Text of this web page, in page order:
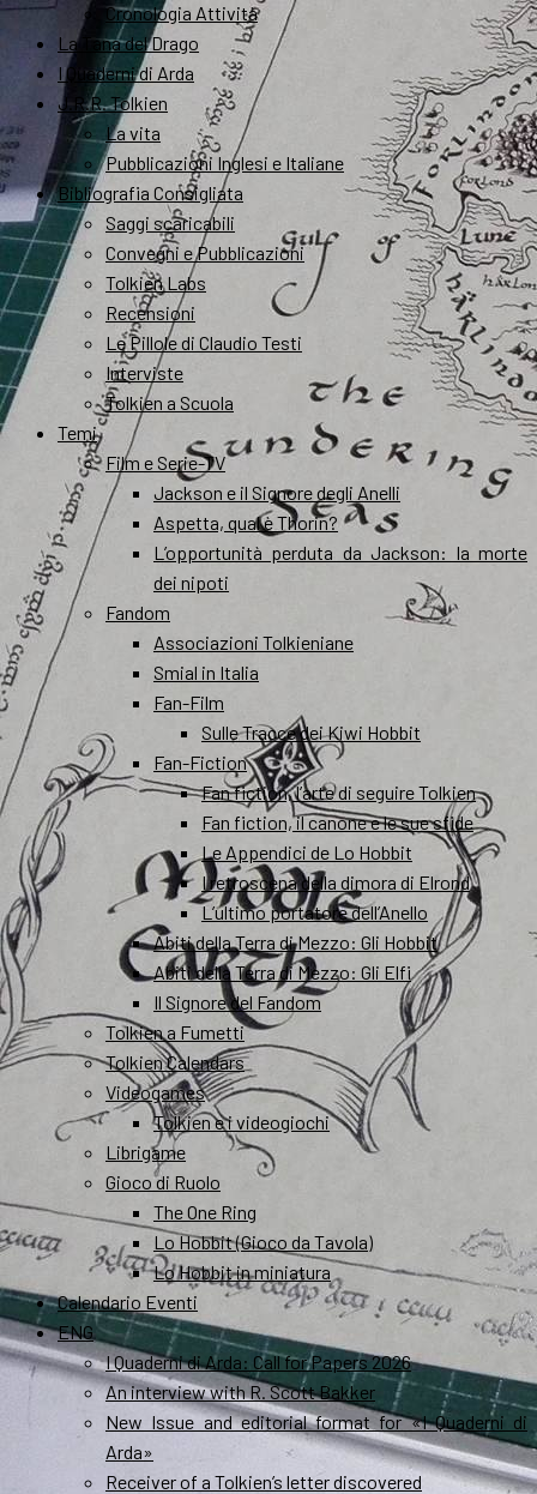
Cronologia Attività
La Tana del Drago
I Quaderni di Arda
J.R.R. Tolkien
La vita
Pubblicazioni Inglesi e Italiane
Bibliografia Consigliata
Saggi scaricabili
Convegni e Pubblicazioni
Tolkien Labs
Recensioni
Le Pillole di Claudio Testi
Interviste
Tolkien a Scuola
Temi
Film e Serie-TV
Jackson e il Signore degli Anelli
Aspetta, qual è Thorin?
L’opportunità perduta da Jackson: la morte
dei nipoti
Fandom
Associazioni Tolkieniane
Smial in Italia
Fan-Film
Sulle Tracce dei Kiwi Hobbit
Fan-Fiction
Fan fiction, l’arte di seguire Tolkien
Fan fiction, il canone e le sue sfide
Le Appendici de Lo Hobbit
I retroscena della dimora di Elrond
L’ultimo portatore dell’Anello
Abiti della Terra di Mezzo: Gli Hobbit
Abiti della Terra di Mezzo: Gli Elfi
Il Signore del Fandom
Tolkien a Fumetti
Tolkien Calendars
Videogames
Tolkien e i videogiochi
Librigame
Gioco di Ruolo
The One Ring
Lo Hobbit (Gioco da Tavola)
Lo Hobbit in miniatura
Calendario Eventi
ENG
I Quaderni di Arda: Call for Papers 2026
An interview with R. Scott Bakker
New Issue and editorial format for «I Quaderni di
Arda»
Receiver of a Tolkien’s letter discovered